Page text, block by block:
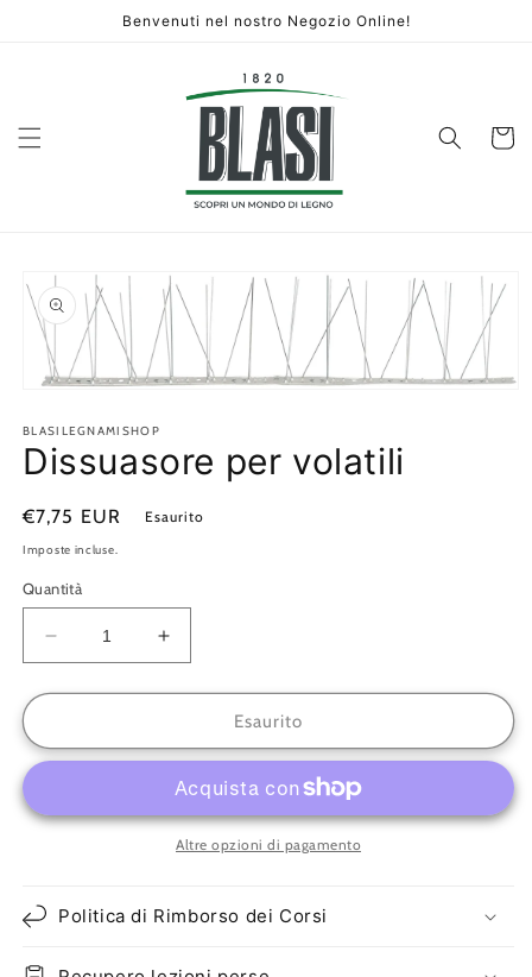
direttamenteBenvenuti nel nostro Negozio Online!
Carrello
Passa alle
informazioni
sul prodotto
multimediali
1
in
BLASILEGNAMISHOP
Dissuasore per volatili
Prezzo
di
€7,75 EUR Esaurito
Imposte incluse.
Quantità
Diminuisci
quantità
per
per
Aumenta
quantità
per
Dissuasore
per
Esaurito
Altre opzioni di pagamento
Politica di Rimborso dei Corsi